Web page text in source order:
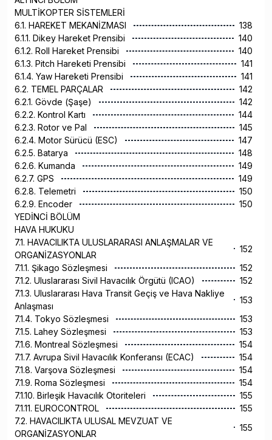
MULTİKOPTER SİSTEMLERİ
6.1. HAREKET MEKANİZMASI
138
6.1.1. Dikey Hareket Prensibi
140
6.1.2. Roll Hareket Prensibi
140
6.1.3. Pitch Hareketi Prensibi
141
6.1.4. Yaw Hareketi Prensibi
141
6.2. TEMEL PARÇALAR
142
6.2.1. Gövde (Şaşe)
142
6.2.2. Kontrol Kartı
144
6.2.3. Rotor ve Pal
145
6.2.4. Motor Sürücü (ESC)
147
6.2.5. Batarya
148
6.2.6. Kumanda
149
6.2.7. GPS
149
6.2.8. Telemetri
150
6.2.9. Encoder
150
YEDİNCİ BÖLÜM
HAVA HUKUKU
7.1. HAVACILIKTA ULUSLARARASI ANLAŞMALAR VE
ORGANİZASYONLAR
152
7.1.1. Şikago Sözleşmesi
152
7.1.2. Uluslararası Sivil Havacılık Örgütü (ICAO)
152
7.1.3. Uluslararası Hava Transit Geçiş ve Hava Nakliye
Anlaşması
153
7.1.4. Tokyo Sözleşmesi
153
7.1.5. Lahey Sözleşmesi
153
7.1.6. Montreal Sözleşmesi
154
7.1.7. Avrupa Sivil Havacılık Konferansı (ECAC)
154
7.1.8. Varşova Sözleşmesi
154
7.1.9. Roma Sözleşmesi
154
7.1.10. Birleşik Havacılık Otoriteleri
155
7.1.11. EUROCONTROL
155
7.2. HAVACILIKTA ULUSAL MEVZUAT VE
ORGANİZASYONLAR
155